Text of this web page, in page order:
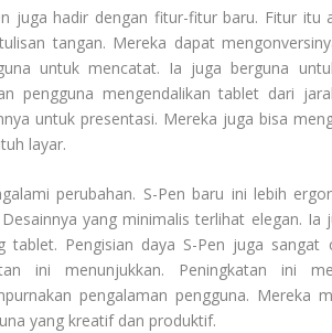
juga hadir dengan fitur-fitur baru. Fitur itu
tangan. Mereka dapat
untuk mencatat. Ia juga berguna
pengguna mengendalikan tablet dari
untuk presentasi. Mereka juga bisa
layar.
perubahan. S-Pen baru ini lebih
yang minimalis terlihat elegan.
tablet. Pengisian daya S-Pen juga
ini menunjukkan. Peningkatan ini
pengalaman pengguna. Mereka
yang kreatif dan produktif.